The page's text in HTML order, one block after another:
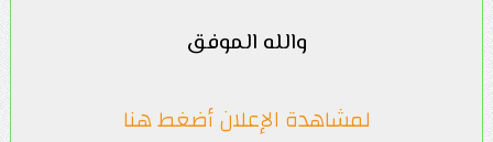
والله الموفق
لمشاهدة الإعلان أضغط هنا